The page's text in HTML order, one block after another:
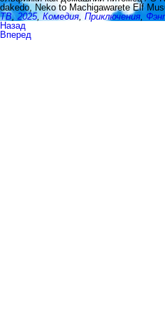
dakedo, Neko to Machigawarete Elf
ТВ, 2025,Комедия, Приключения,
Назад
Вперед